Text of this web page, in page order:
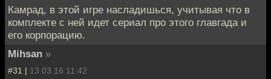
Камрад, в этой игре насладишься, учитывая что в
комплекте с ней идет сериал про этого главгада и
его корпорацию.
Mihsan »
#31 | 13.03.16 11:42